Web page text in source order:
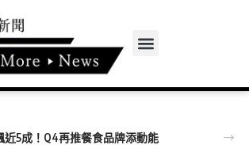
近5成！Q4再推餐食品牌添動能